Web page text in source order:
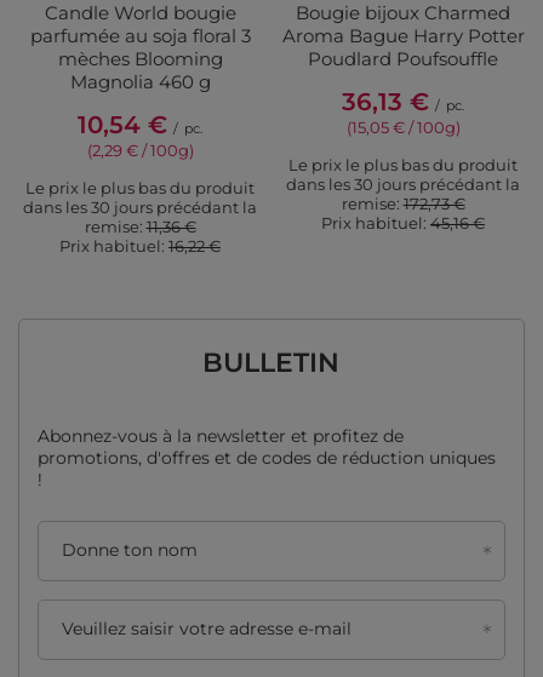
Candle World bougie
parfumée au soja floral 3
mèches Blooming
Magnolia 460 g
10,54 € / pc.
(2,29 € / 100g)
Le prix le plus bas du produit
dans les 30 jours précédant la
remise:11,36 €
Prix ​​habituel: 16,22 €
Bougie bijoux Charmed
Aroma Bague Harry Potter
Poudlard Poufsouffle
36,13 € / pc.
(15,05 € / 100g)
Le prix le plus bas du produit
dans les 30 jours précédant la
remise:172,73 €
Prix ​​habituel: 45,16 €
BULLETIN
Abonnez-vous à la newsletter et profitez de
promotions, d'offres et de codes de réduction uniques
!
Donne ton nom
Veuillez saisir votre adresse e-mail